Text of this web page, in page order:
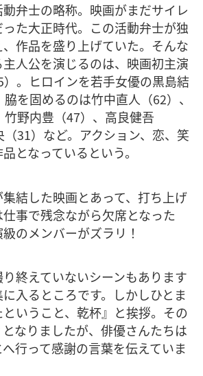
弁士の略称。映画がまだサイレ
た大正時代。この活動弁士が独
作品を盛り上げていた。そんな
人公を演じるのは、映画初主演
）。ヒロインを若手女優の黒島結
を固めるのは竹中直人（62）、
野内豊（47）、高良健吾
（31）など。アクション、恋、笑
となっているという。
結した映画とあって、打ち上げ
事で残念ながら欠席となった
のメンバーがズラリ！
り終えていないシーンもあります
入るところです。しかしひとま
いうこと、乾杯』と挨拶。その
なりましたが、俳優さんたちは
行って感謝の言葉を伝えていま